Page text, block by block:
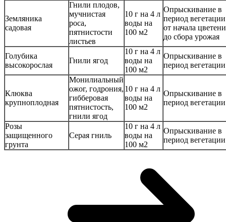
Земляника
садовая
Гнили плодов,
мучнистая
роса,
пятнистости
листьев
10 г на 4 л
воды на
100 м2
Опрыскивание в
период вегетации
от начала
до сбора урожая
Голубика
высокорослая
Гнили ягод
10 г на 4 л
воды на
100 м2
Опрыскивание в
период вегетации
Клюква
крупноплодная
Монилиальный
ожог, годрония,
гибберовая
пятнистость,
гнили ягод
10 г на 4 л
воды на
100 м2
Опрыскивание в
период вегетации
Розы
защищенного
грунта
Серая гниль
10 г на 4 л
воды на
100 м2
Опрыскивание в
период вегетации